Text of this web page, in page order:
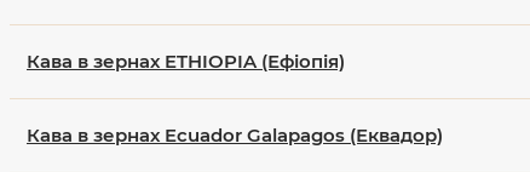
Кава в зернах ETHIOPIA (Ефіопія)
Кава в зернах Ecuador Galapagos (Еквадор)